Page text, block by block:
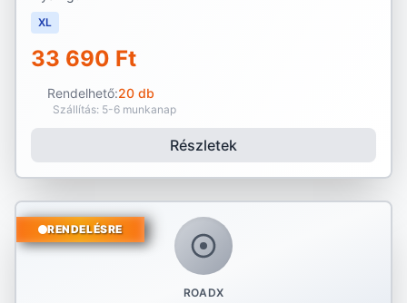
XL
33 690 Ft
Rendelhető:20 db
Szállítás: 5-6 munkanap
Részletek
ROADX
RENDELÉSRE